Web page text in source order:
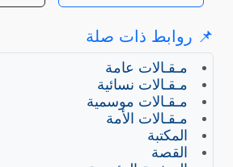
📌 روابط ذات صلة
مـقـالات عامة
مـقـالات نسائية
مـقـالات موسمية
مـقـالات الأمة
المكتبة
القصة